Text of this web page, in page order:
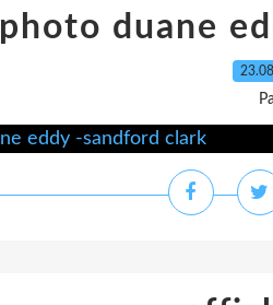
photo duane